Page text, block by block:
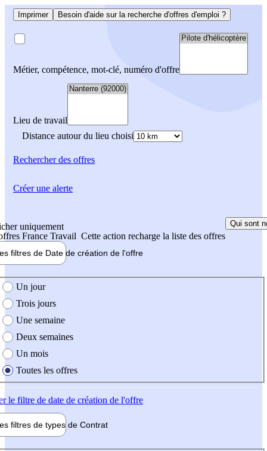
Imprimer Besoin d'aide sur la recherche d'offres d'emploi ?
Métier, compétence, mot-clé, numéro d'offre
Lieu de travail
Distance autour du lieu choisi
Rechercherdes offres
uniquement
France Travail Cette action recharge la liste des offres
Qui sont
filtres de Date de création de l'offre
création de l'offre
Un jour
Trois jours
Une semaine
Deux semaines
Un mois
Toutes les offres
le filtre de date de création de l'offre
filtres de types de Contrat
Créer une alerte